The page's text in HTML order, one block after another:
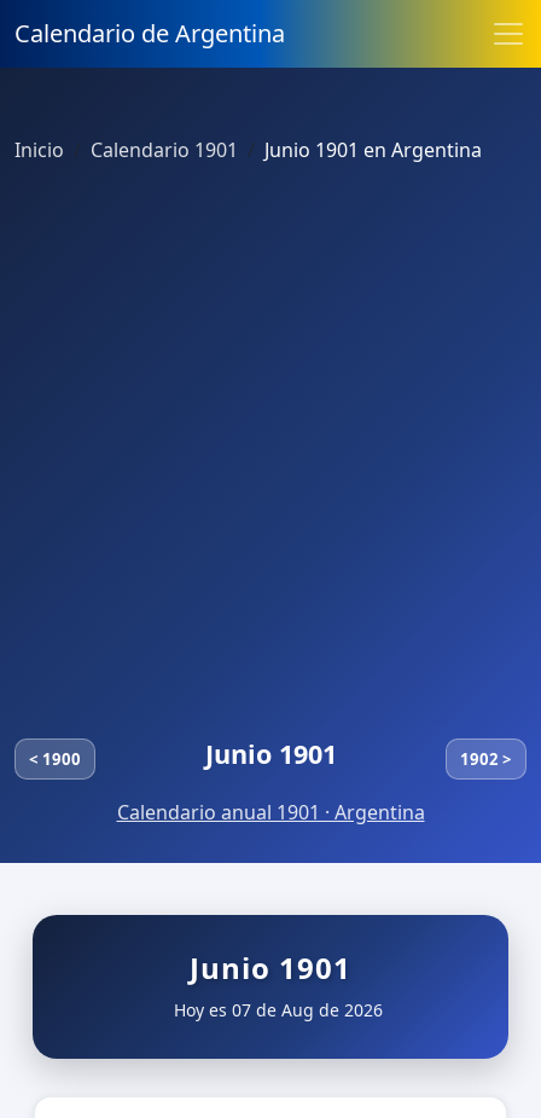
Calendario de Argentina
Inicio Calendario 1901 Junio 1901 en Argentina
< 1900 Junio 1901 1902 >
Calendario anual 1901 · Argentina
Junio 1901
Hoy es 07 de Aug de 2026